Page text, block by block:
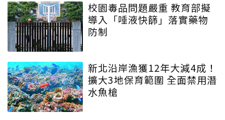
校園毒品問題嚴重 教育部擬
導入「唾液快篩」落實藥物
防制
新北沿岸漁獲12年大減4成！
擴大3地保育範圍 全面禁用潛
水魚槍